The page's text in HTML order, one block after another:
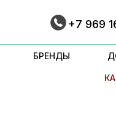
БРЕНДЫ
+7 969